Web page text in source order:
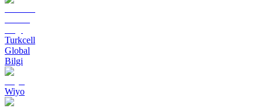
Turkcell
Global
Bilgi
Wiyo